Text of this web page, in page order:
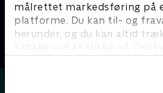
målrettet markedsføring på
platforme. Du kan til- og
herunder, og du kan altid
tilbage ved at klikke på
24 stjerners julikalender
TV-Shows • 1 sæsoner